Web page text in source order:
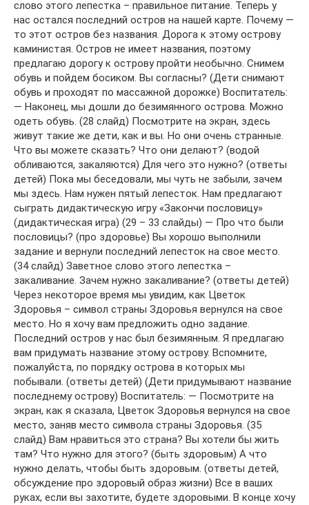
слово этого лепестка – правильное питание. Теперь у
нас остался последний остров на нашей карте. Почему —
то этот остров без названия. Дорога к этому острову
каминистая. Остров не имеет названия, поэтому
предлагаю дорогу к острову пройти необычно. Снимем
обувь и пойдем босиком. Вы согласны? (Дети снимают
обувь и проходят по массажной дорожке) Воспитатель:
— Наконец, мы дошли до безимянного острова. Можно
одеть обувь. (28 слайд) Посмотрите на экран, здесь
живут такие же дети, как и вы. Но они очень странные.
Что вы можете сказать? Что они делают? (водой
обливаются, закаляются) Для чего это нужно? (ответы
детей) Пока мы беседовали, мы чуть не забыли, зачем
мы здесь. Нам нужен пятый лепесток. Нам предлагают
сыграть дидактическую игру «Закончи пословицу»
(дидактическая игра) (29 – 33 слайды) — Про что были
пословицы? (про здоровье) Вы хорошо выполнили
задание и вернули последний лепесток на свое место.
(34 слайд) Заветное слово этого лепестка –
закаливание. Зачем нужно закаливание? (ответы детей)
Через некоторое время мы увидим, как Цветок
Здоровья – символ страны Здоровья вернулся на свое
место. Но я хочу вам предложить одно задание.
Последний остров у нас был безимянным. Я предлагаю
вам придумать название этому острову. Вспомните,
пожалуйста, по порядку острова в которых мы
побывали. (ответы детей) (Дети придумывают название
последнему острову) Воспитатель: — Посмотрите на
экран, как я сказала, Цветок Здоровья вернулся на свое
место, заняв место символа страны Здоровья. (35
слайд) Вам нравиться это страна? Вы хотели бы жить
там? Что нужно для этого? (быть здоровым) А что
нужно делать, чтобы быть здоровым. (ответы детей,
обсуждение про здоровый образ жизни) Все в ваших
руках, если вы захотите, будете здоровыми. В конце хочу